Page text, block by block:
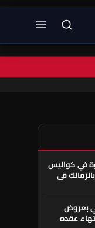
في كواليس
في
بعروض
عقده